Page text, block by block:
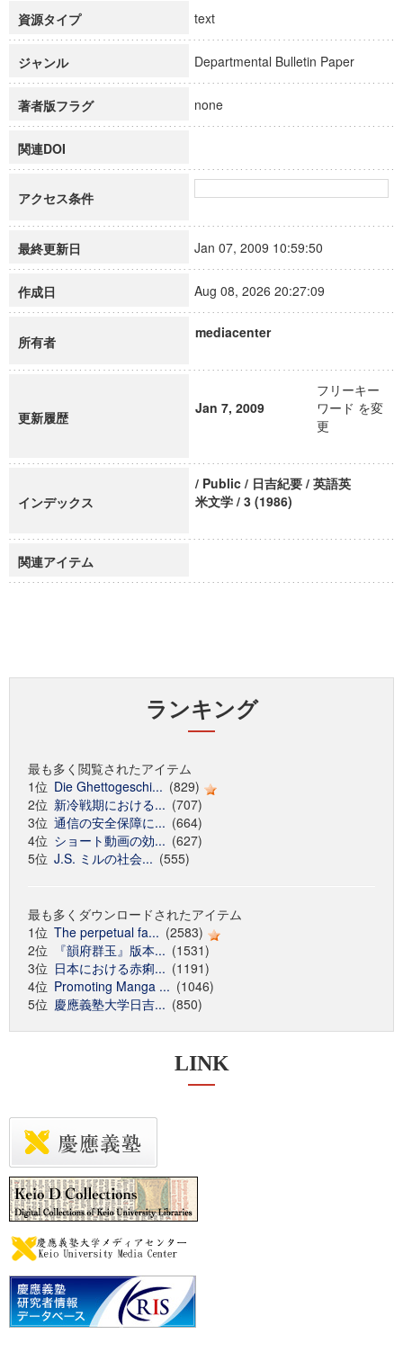
資源タイプ text
ジャンル Departmental Bulletin Paper
著者版フラグ none
関連DOI
アクセス条件
最終更新日 Jan 07, 2009 10:59:50
作成日 Aug 08, 2026 20:27:09
所有者
mediacenter
更新履歴
Jan 7, 2009
フリーキー
ワード を変
更
インデックス
/ Public / 日吉紀要 / 英語英
米文学 / 3 (1986)
関連アイテム
ランキング
最も多く閲覧されたアイテム
1位 Die Ghettogeschi... (829)
2位 新冷戦期における... (707)
3位 通信の安全保障に... (664)
4位 ショート動画の効... (627)
5位 J.S. ミルの社会... (555)
最も多くダウンロードされたアイテム
1位 The perpetual fa... (2583)
2位
『韻府群玉』版本... (1531)
3位 日本における赤痢... (1191)
4位 Promoting Manga ... (1046)
5位 慶應義塾大学日吉... (850)
LINK